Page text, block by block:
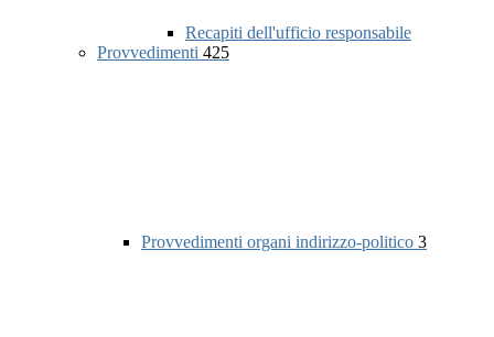
Recapiti dell'ufficio responsabile
Provvedimenti 425
Provvedimenti organi indirizzo-politico 3